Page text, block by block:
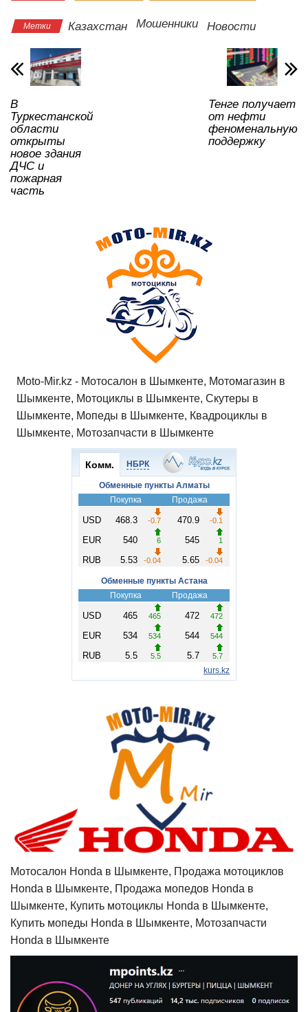
s
A
p
p
e
b
o
o
k
er
o
gr u
а
в
и
ть
Метки Казахстан Мошенники Новости
В
Туркестанской
области
открыты
новое здания
ДЧС и
пожарная
часть
Тенге получает
от нефти
феноменальную
поддержку
Moto-Mir.kz - Мотосалон в Шымкенте, Мотомагазин в
Шымкенте, Мотоциклы в Шымкенте, Скутеры в
Шымкенте, Мопеды в Шымкенте, Квадроциклы в
Шымкенте, Мотозапчасти в Шымкенте
Мотосалон Honda в Шымкенте, Продажа мотоциклов
Honda в Шымкенте, Продажа мопедов Honda в
Шымкенте, Купить мотоциклы Honda в Шымкенте,
Купить мопеды Honda в Шымкенте, Мотозапчасти
Honda в Шымкенте